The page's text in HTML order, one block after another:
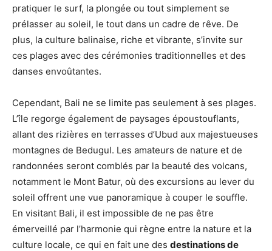
pratiquer le surf, la plongée ou tout simplement se
prélasser au soleil, le tout dans un cadre de rêve. De
plus, la culture balinaise, riche et vibrante, s’invite sur
ces plages avec des cérémonies traditionnelles et des
danses envoûtantes.
Cependant, Bali ne se limite pas seulement à ses plages.
L’île regorge également de paysages époustouflants,
allant des rizières en terrasses d’Ubud aux majestueuses
montagnes de Bedugul. Les amateurs de nature et de
randonnées seront comblés par la beauté des volcans,
notamment le Mont Batur, où des excursions au lever du
soleil offrent une vue panoramique à couper le souffle.
En visitant Bali, il est impossible de ne pas être
émerveillé par l’harmonie qui règne entre la nature et la
culture locale, ce qui en fait une des destinations de